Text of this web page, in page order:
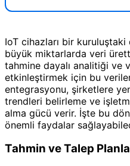
IoT cihazları bir
büyük miktarlarda veri
tahmine dayalı analitiği ve
etkinleştirmek için bu
entegrasyonu, şirketlere
trendleri belirleme ve
alma gücü verir. İşte bu
önemli faydalar
Tahmin ve Talep